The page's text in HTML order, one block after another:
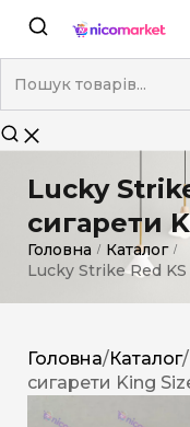
Lucky
сигарети
Головна / Каталог /
Lucky Strike Red
Головна/Каталог/
сигарети King